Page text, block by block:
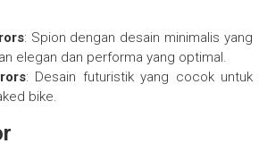
: Spion dengan desain minimalis yang
elegan dan performa yang optimal.
: Desain futuristik yang cocok untuk
bike.